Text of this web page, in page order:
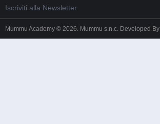
Iscriviti alla Newsletter
Mummu Academy © 2026. Mummu s.n.c. Developed By